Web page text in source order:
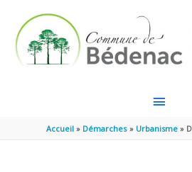
MENU
Accueil Démarches Urbanisme